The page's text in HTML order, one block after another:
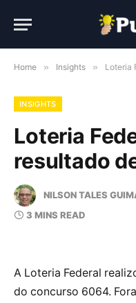
Home » Insights » Loteria
INSIGHTS
Loteria
resultado
NILSON TALES
3 MINS READ
A Loteria Federal
do concurso 6064.